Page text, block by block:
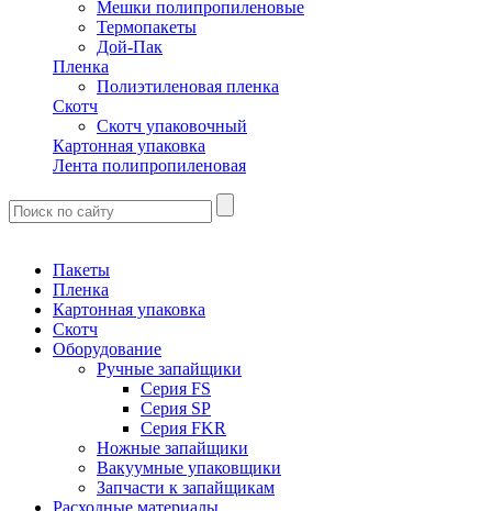
Мешки полипропиленовые
Термопакеты
Дой-Пак
Пленка
Полиэтиленовая пленка
Скотч
Скотч упаковочный
Картонная упаковка
Лента полипропиленовая
Пакеты
Пленка
Картонная упаковка
Скотч
Оборудование
Ручные запайщики
Серия FS
Серия SP
Серия FKR
Ножные запайщики
Вакуумные упаковщики
Запчасти к запайщикам
Расходные материалы